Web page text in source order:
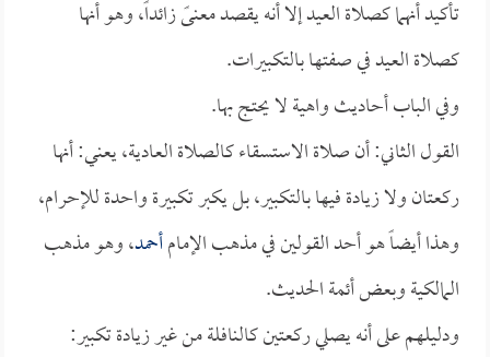
تأكيد أنهما كصلاة العيد إلا أنه يقصد معنىً زائداً، وهو أنها
كصلاة العيد في صفتها بالتكبيرات.
وفي الباب أحاديث واهية لا يحتج بها.
القول الثاني: أن صلاة الاستسقاء كالصلاة العادية، يعني: أنها
ركعتان ولا زيادة فيها بالتكبير، بل يكبر تكبيرة واحدة للإحرام،
وهذا أيضاً هو أحد القولين في مذهب الإمامأحمد، وهو مذهب
المالكية وبعض أئمة الحديث.
ودليلهم على أنه يصلي ركعتين كالنافلة من غير زيادة تكبير: